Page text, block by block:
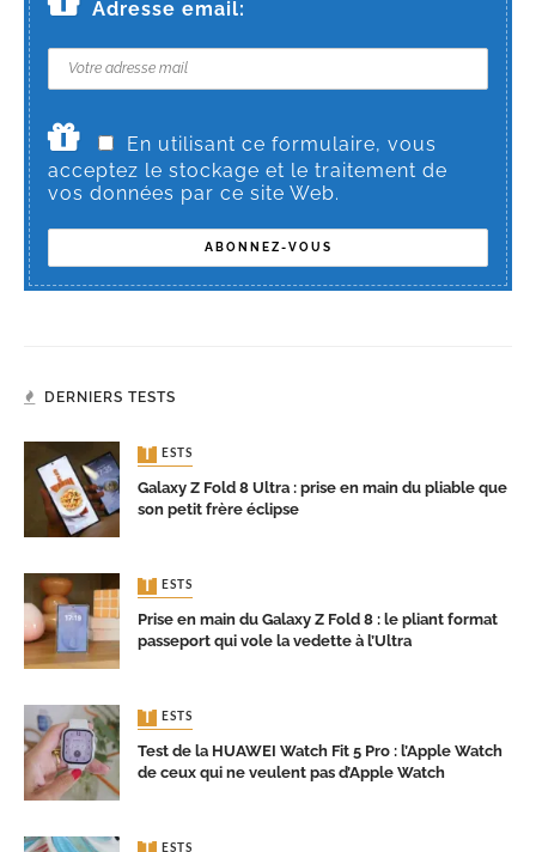
Adresse email:
En utilisant ce formulaire, vous
acceptez le stockage et le traitement de
vos données par ce site Web.
DERNIERS TESTS
TESTS
Galaxy Z Fold 8 Ultra : prise en main du pliable que
son petit frère éclipse
TESTS
Prise en main du Galaxy Z Fold 8 : le pliant format
passeport qui vole la vedette à l’Ultra
TESTS
Test de la HUAWEI Watch Fit 5 Pro : l’Apple Watch
de ceux qui ne veulent pas d’Apple Watch
TESTS